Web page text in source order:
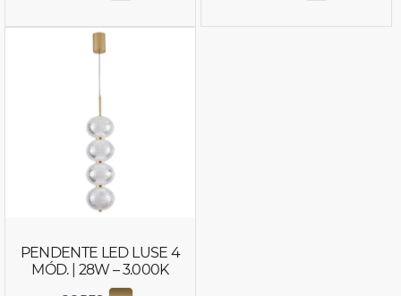
PENDENTE LED LUSE 4
MÓD. | 28W – 3.000K